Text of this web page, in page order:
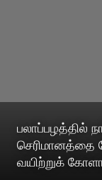
பலாப்பழத்தில்
செரிமானத்தை
வயிற்றுக்